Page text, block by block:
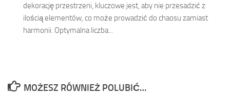
dekorację przestrzeni, kluczowe jest, aby nie przesadzić z
ilością elementów, co może prowadzić do chaosu zamiast
harmonii. Optymalna liczba...
MOŻESZ RÓWNIEŻ POLUBIĆ…